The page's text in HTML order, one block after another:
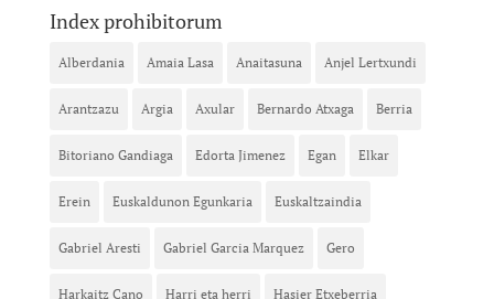
Index prohibitorum
Alberdania Amaia Lasa Anaitasuna Anjel Lertxundi
Arantzazu Argia Axular Bernardo Atxaga Berria
Bitoriano Gandiaga Edorta Jimenez Egan Elkar
Erein Euskaldunon Egunkaria Euskaltzaindia
Gabriel Aresti Gabriel Garcia Marquez Gero
Harkaitz Cano Harri eta herri Hasier Etxeberria